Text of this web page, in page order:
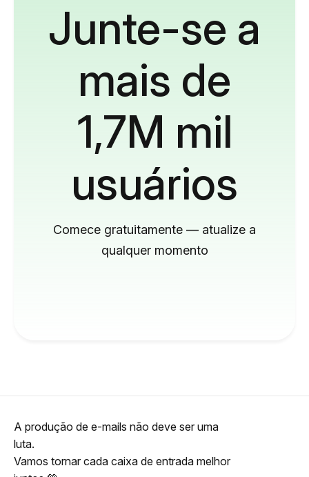
Junte-se a
mais de
1,7M mil
usuários
Comece gratuitamente — atualize a
qualquer momento
A produção de e-mails não deve ser uma
luta.
Vamos tornar cada caixa de entrada melhor